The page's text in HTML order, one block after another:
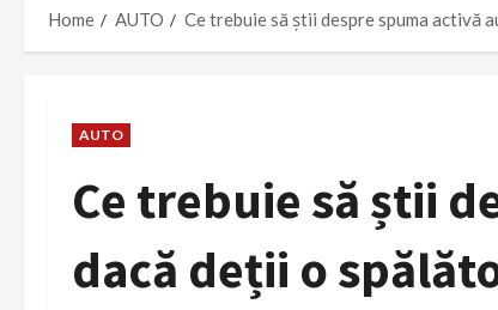
Home AUTO Ce trebuie să știi despre spuma activă
AUTO
Ce trebuie să știi
dacă deții o